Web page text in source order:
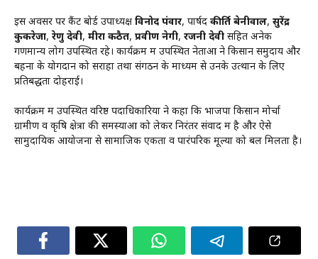
इस अवसर पर कैंट बोर्ड उपाध्यक्षविनोद पंवार, पार्षद कीर्ति बेनीवाल, सुरेंद्र
कुकरेजा, रेणु देवी, मीरा कठैत, प्रवीण नेगी, रजनी देवी सहित अनेक
गणमान्य लोग उपस्थित रहे। कार्यक्रम में उपस्थित नेताओं ने किसान समुदाय और
बहनों के योगदान को सराहा तथा संगठन के माध्यम से उनके उत्थान के लिए
प्रतिबद्धता दोहराई।
कार्यक्रम में उपस्थित वरिष्ठ पदाधिकारियों ने कहा कि भाजपा किसान मोर्चा
ग्रामीण व कृषि क्षेत्रों की समस्याओं को लेकर निरंतर संवाद में है और ऐसे
सामुदायिक आयोजनों से सामाजिक एकता व पारंपरिक मूल्यों को बल मिलता है।